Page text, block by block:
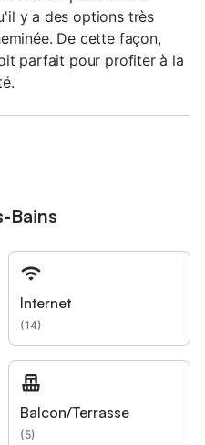
y a des options très
De cette façon,
parfait pour profiter à la
Bains
Internet
(14)
Balcon/Terrasse
(5)